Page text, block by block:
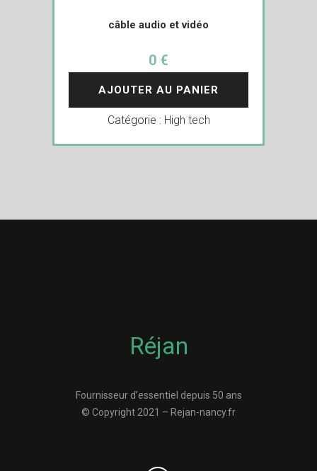
câble audio et vidéo
0 €
AJOUTER AU PANIER
Catégorie : High tech
Réjan
Fournisseur d’essentiel depuis 50 ans
© Copyright 2021 – Rejan-nancy.fr